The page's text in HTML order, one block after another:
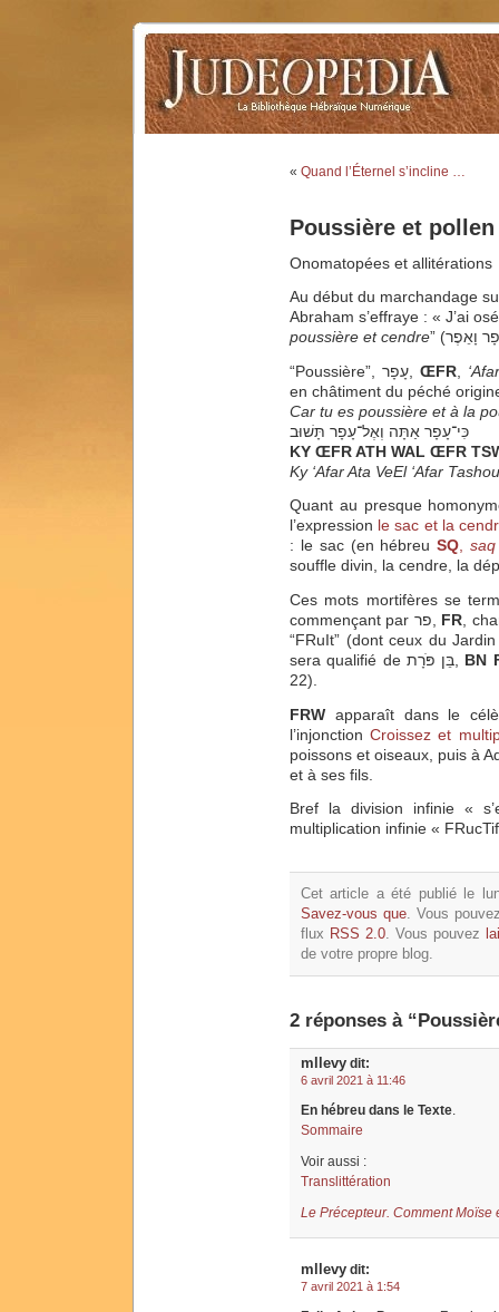
« Quand l’Éternel s’incline …
Poussière et pollen
Onomatopées et allitérations
Au début du marchandage
Abraham s’effraye : « J’ai
poussière et cendre
“Poussière”, עָפָר, ŒFR, ‘Afar
en châtiment du péché
Car tu es poussière et à la
כִּי־עָפָר אַתָּה וְאֶל־עָפָר תָּשׁוּב
KY ŒFR ATH WAL ŒFR
Ky ‘Afar Ata VeEl ‘Afar
l’expression le sac et la
: le sac (en hébreuSQ,
souffle divin, la cendre, la
FR
“FRuIt” (dont ceux du
BN
22).
FRW apparaît dans le
l’injonctionCroissez et
poissons et oiseaux, puis à
et à ses fils.
Bref la division infinie «
multiplication infinie «
Cet article a été publié le
Savez-vous que. Vous
flux RSS 2.0. Vous pouvez
de votre propre blog.
2 réponses à
mllevy dit:
6 avril 2021 à 11:46
En hébreu dans le Texte.
Sommaire
Voir aussi :
Translittération
Le Précepteur. Comment Moïse
mllevy dit:
7 avril 2021 à 1:54